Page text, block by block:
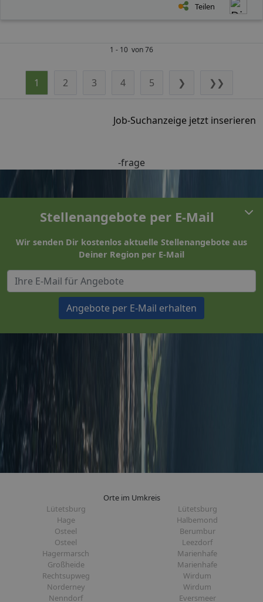
Teilen
1 - 10 von 76
1 2 3 4 5 ❯ ❯❯
Job-Suchanzeige jetzt inserieren
-frage
Stellenangebote per E-Mail
Wir senden Dir kostenlos aktuelle Stellenangebote aus
Deiner Region per E-Mail
Angebote per E-Mail erhalten
Orte im Umkreis
Lütetsburg
Lütetsburg
Hage
Halbemond
Osteel
Berumbur
Osteel
Leezdorf
Hagermarsch
Marienhafe
Großheide
Marienhafe
Rechtsupweg
Wirdum
Norderney
Wirdum
Nenndorf
Eversmeer